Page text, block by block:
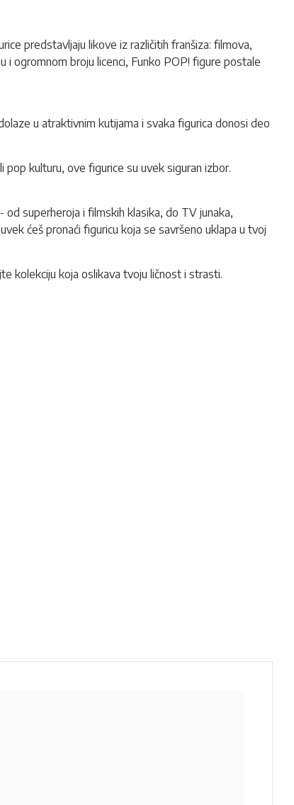
predstavljaju likove iz različitih franšiza: filmova,
i ogromnom broju licenci, Funko POP! figure postale
u atraktivnim kutijama i svaka figurica donosi deo
pop kulturu, ove figurice su uvek siguran izbor.
superheroja i filmskih klasika, do TV junaka,
ćeš pronaći figuricu koja se savršeno uklapa u tvoj
kolekciju koja oslikava tvoju ličnost i strasti.